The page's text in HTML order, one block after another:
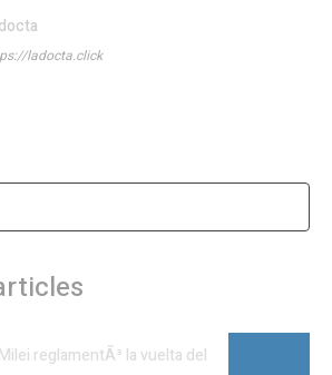
ladocta.click
reglamentÃ³ la vuelta del